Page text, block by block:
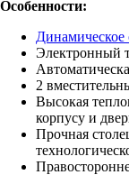
Особенности:
Динамическое
Электронный
2
Высокая
корпусу и
Прочная